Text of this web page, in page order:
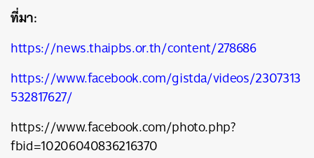
ที่มา:
https://news.thaipbs.or.th/content/278686
https://www.facebook.com/gistda/videos/2307313
532817627/
https://www.facebook.com/photo.php?
fbid=10206040836216370